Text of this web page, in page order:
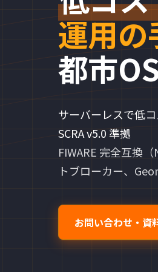
運用の
都市
サーバーレスで低コ
SCRA v5.0 準拠
FIWARE 完全互換
トブローカー、
お問い合わせ・資